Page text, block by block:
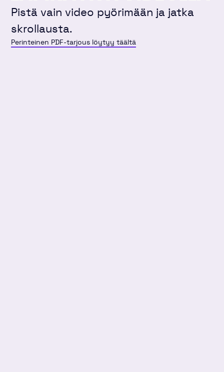
Pistä vain video pyörimään ja jatka
skrollausta.
Perinteinen PDF-tarjous löytyy täältä